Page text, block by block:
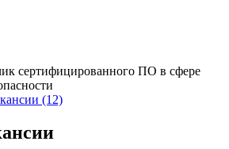
сертифицированного ПО в сфере
(12)